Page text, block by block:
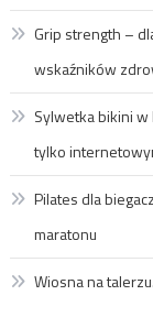
Grip strength –
wskaźników
Sylwetka bikini
tylko
Pilates dla
maratonu
Wiosna na